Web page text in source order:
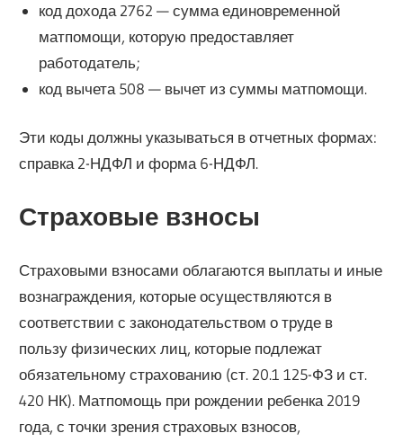
код дохода 2762 — сумма единовременной
матпомощи, которую предоставляет
работодатель;
код вычета 508 — вычет из суммы матпомощи.
Эти коды должны указываться в отчетных формах:
справка 2-НДФЛ и форма 6-НДФЛ.
Страховые взносы
Страховыми взносами облагаются выплаты и иные
вознаграждения, которые осуществляются в
соответствии с законодательством о труде в
пользу физических лиц, которые подлежат
обязательному страхованию (ст. 20.1 125-ФЗ и ст.
420 НК). Матпомощь при рождении ребенка 2019
года, с точки зрения страховых взносов,